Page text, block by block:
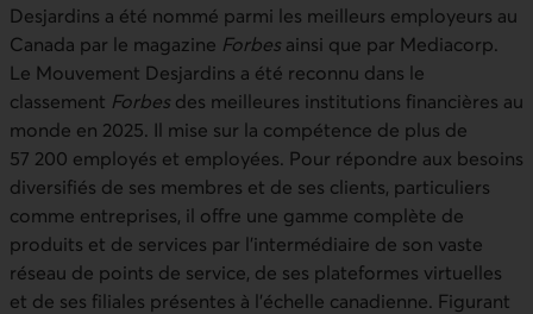
Desjardins a été nommé parmi les meilleurs employeurs au
Canada par le magazine Forbes ainsi que par Mediacorp.
Le Mouvement Desjardins a été reconnu dans le
classement Forbes des meilleures institutions financières au
monde en 2025. Il mise sur la compétence de plus de
57 200 employés et employées. Pour répondre aux besoins
diversifiés de ses membres et de ses clients, particuliers
comme entreprises, il offre une gamme complète de
produits et de services par l’intermédiaire de son vaste
réseau de points de service, de ses plateformes virtuelles
et de ses filiales présentes à l’échelle canadienne. Figurant